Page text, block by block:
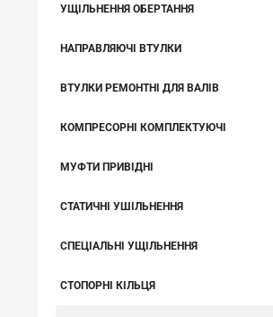
УЩІЛЬНЕННЯ ОБЕРТАННЯ
НАПРАВЛЯЮЧІ ВТУЛКИ
ВТУЛКИ РЕМОНТНІ ДЛЯ ВАЛІВ
КОМПРЕСОРНІ КОМПЛЕКТУЮЧІ
МУФТИ ПРИВІДНІ
СТАТИЧНІ УШІЛЬНЕННЯ
СПЕЦІАЛЬНІ УЩІЛЬНЕННЯ
СТОПОРНІ КІЛЬЦЯ